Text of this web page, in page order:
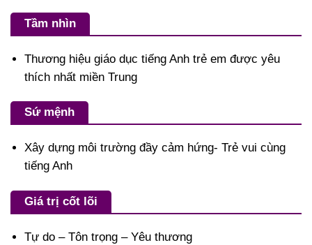
Tầm nhìn
Thương hiệu giáo dục tiếng Anh trẻ em được yêu
thích nhất miền Trung
Sứ mệnh
Xây dựng môi trường đầy cảm hứng- Trẻ vui cùng
tiếng Anh
Giá trị cốt lõi
Tự do – Tôn trọng – Yêu thương